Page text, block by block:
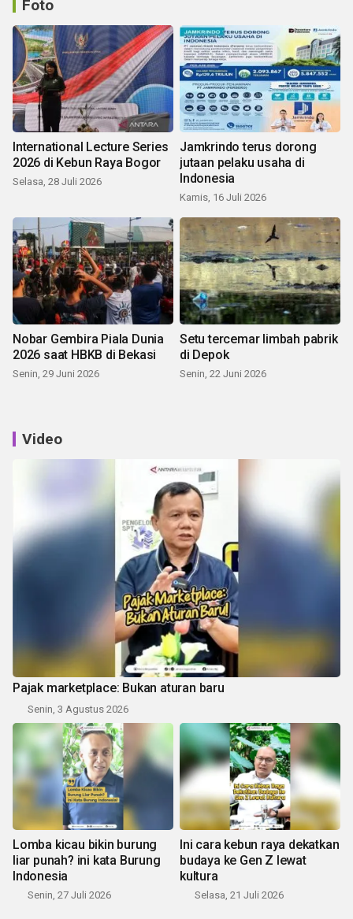
Foto
International Lecture Series
2026 di Kebun Raya Bogor
Selasa, 28 Juli 2026
Jamkrindo terus dorong
jutaan pelaku usaha di
Indonesia
Kamis, 16 Juli 2026
Nobar Gembira Piala Dunia
2026 saat HBKB di Bekasi
Senin, 29 Juni 2026
Setu tercemar limbah pabrik
di Depok
Senin, 22 Juni 2026
Video
Pajak marketplace: Bukan aturan baru
Senin, 3 Agustus 2026
Lomba kicau bikin burung
liar punah? ini kata Burung
Indonesia
Senin, 27 Juli 2026
Ini cara kebun raya dekatkan
budaya ke Gen Z lewat
kultura
Selasa, 21 Juli 2026